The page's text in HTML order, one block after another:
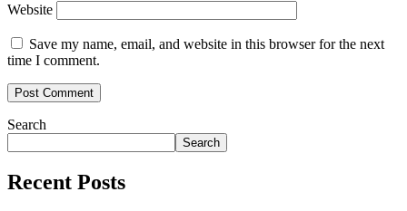
Website
Save my name, email, and website in this browser for the next
time I comment.
Search
Search
Recent Posts